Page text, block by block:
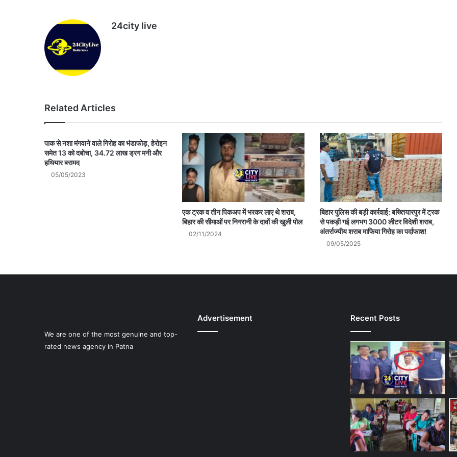
24city live
Related Articles
पाक से नशा मंगवाने वाले गिरोह का भंडाफोड़, हेरोइन
समेत 13 को दबोचा, 34.72 लाख ड्रग मनी और
हथियार बरामद
05/05/2023
एक ट्रक व तीन पिकअप में भरकर लाए थे शराब,
बिहार की सीमाओं पर निगरानी के दावों की खुली पोल
02/11/2024
बिहार पुलिस की बड़ी कार्रवाई: बख्तियारपुर में ट्रक
से पकड़ी गई लगभग 3000 लीटर विदेशी शराब,
अंतर्राज्यीय शराब माफिया गिरोह का पर्दाफाश!
09/05/2025
We are one of the most genuine and top-
rated news agency in Patna
Advertisement Recent Posts